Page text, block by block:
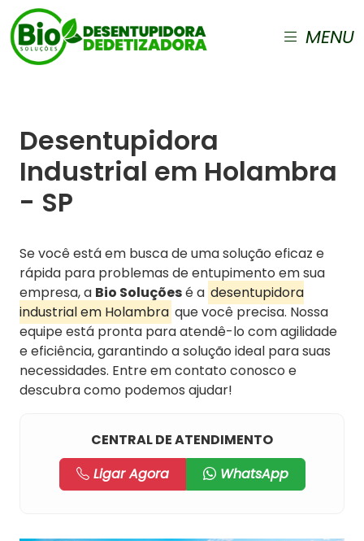
MENU
Desentupidora
Industrial em Holambra
- SP
Se você está em busca de uma solução eficaz e
rápida para problemas de entupimento em sua
empresa, a Bio Soluçõesé a desentupidora
industrial em Holambra que você precisa. Nossa
equipe está pronta para atendê-lo com agilidade
e eficiência, garantindo a solução ideal para suas
necessidades. Entre em contato conosco e
descubra como podemos ajudar!
CENTRAL DE ATENDIMENTO
Ligar Agora
WhatsApp